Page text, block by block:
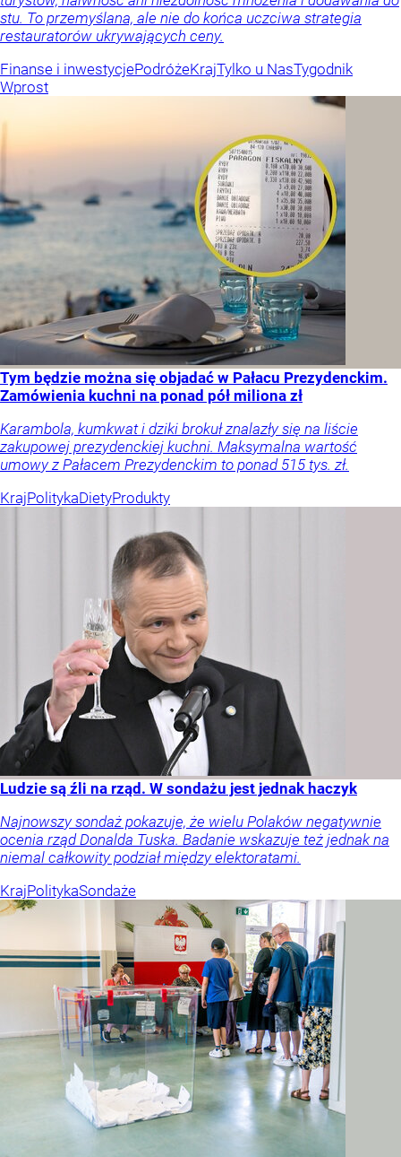
stu. To przemyślana, ale nie do końca uczciwa strategia
restauratorów ukrywających ceny.
Finanse i inwestycjePodróżeKrajTylko u NasTygodnik
Wprost
Tym będzie można się objadać w Pałacu Prezydenckim.
Zamówienia kuchni na ponad pół miliona zł
Karambola, kumkwat i dziki brokuł znalazły się na liście
zakupowej prezydenckiej kuchni. Maksymalna wartość
umowy z Pałacem Prezydenckim to ponad 515 tys. zł.
KrajPolitykaDietyProdukty
Ludzie są źli na rząd. W sondażu jest jednak haczyk
Najnowszy sondaż pokazuje, że wielu Polaków negatywnie
ocenia rząd Donalda Tuska. Badanie wskazuje też jednak na
niemal całkowity podział między elektoratami.
KrajPolitykaSondaże